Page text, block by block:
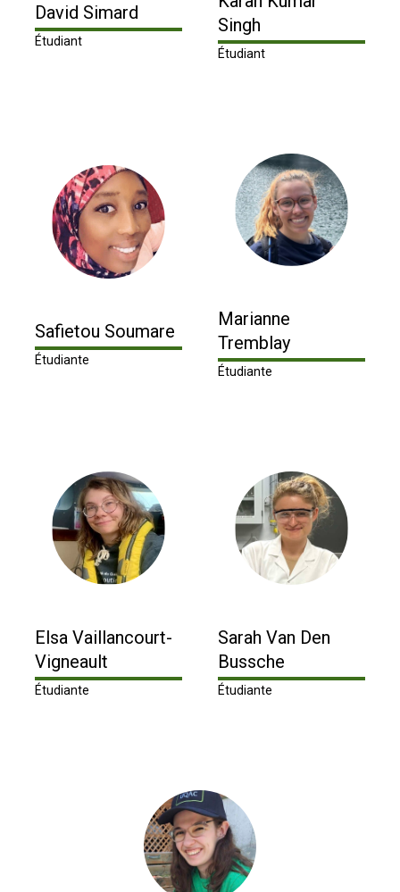
David Simard
Étudiant
Singh
Étudiant
Safietou Soumare
Étudiante
Marianne
Tremblay
Étudiante
Elsa Vaillancourt-
Vigneault
Étudiante
Sarah Van Den
Bussche
Étudiante